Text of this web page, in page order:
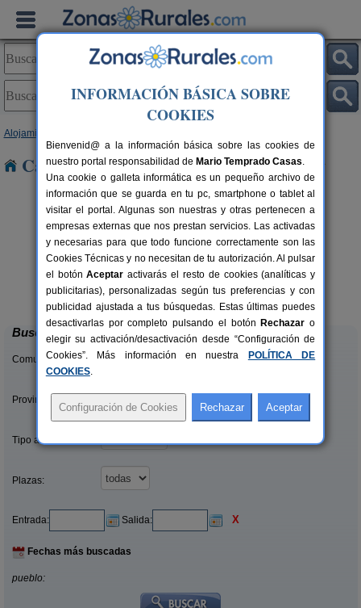
Alojamientos
Casas Rurales cerca de Ramio
19-23+2 pers.
desde33 €
Can Fontanelles
Castellfollit del Boix (Barcelona)
Buscar
Comunidades:
Provincias/Islas:
Tipo alquiler:
Plazas:
Entrada: Salida: X
Fechas más buscadas
pueblo:
INFORMACIÓN BÁSICA SOBRE
COOKIES
Bienvenid@ a la información básica sobre las cookies de
nuestro portal responsabilidad de Mario Temprado Casas.
Una cookie o galleta informática es un pequeño archivo de
información que se guarda en tu pc, smartphone o tablet al
visitar el portal. Algunas son nuestras y otras pertenecen a
empresas externas que nos prestan servicios. Las activadas
y necesarias para que todo funcione correctamente son las
Cookies Técnicas y no necesitan de tu autorización. Al pulsar
el botónAceptar activarás el resto de cookies (analíticas y
publicitarias), personalizadas según tus preferencias y con
publicidad ajustada a tus búsquedas. Estas últimas puedes
desactivarlas por completo pulsando el botón Rechazar o
elegir su activación/desactivación desde “Configuración de
Cookies”. Más información en nuestra
POLÍTICA DE
COOKIES.